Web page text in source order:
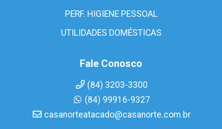
PERF. HIGIENE PESSOAL
UTILIDADES DOMÉSTICAS
Fale Conosco
(84) 3203-3300
(84) 99916-9327
casanorteatacado@casanorte.com.br